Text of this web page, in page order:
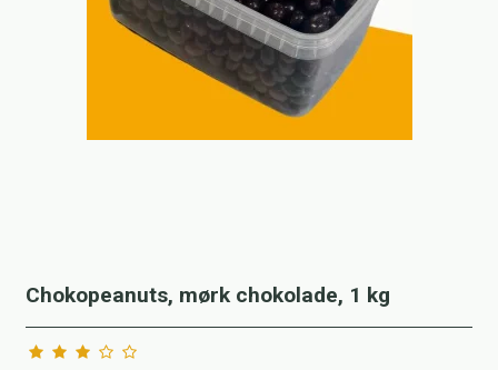
Chokopeanuts, mørk chokolade, 1 kg